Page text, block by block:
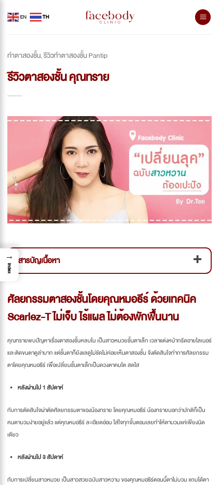
EN TH
ทำตาสองชั้น,รีวิวทำตาสองชั้น Pantip
รีวิวตาสองชั้น คุณทราย
สารบัญเนื้อหา
ศัลยกรรมตาสองชั้นโดยคุณหมอธีร์ ด้วยเทคนิค
Scarlez-T ไม่เจ็บ ไร้แผล ไม่ต้องพักฟื้นนาน
คุณทรายพบปัญหาเรื่องตาสองชั้นหลบใน เป็นสาวหมวยชั้นตาเล็ก เวลาแต่งหน้ากรีดอายไลเนอร์
และติดขนตาดูลำบาก แต่ชั้นตาก็ยังแลดูไม่ชัดไม่ค่อยเห็นตาสองชั้น จึงตัดสินใจทำการศัลยกรรม
ตาโดยคุณหมอธีร์ เพื่อเปลี่ยนชั้นตาเล็กเป็นดวงตาคมโต สดใส
หลังผ่านไป 1 สัปดาห์
กับการตัดสินใจผ่าตัดศัลยกรรมตาของน้องทราย โดยคุณหมอธีร์ น้องทรายบอกว่าปกติก็เป็น
คนตาบวมง่ายอยู่แล้ว แต่คุณหมอธีร์ ละเอียดอ่อน ใส่ใจทุกขั้นตอนเลยทำให้ตาบวมแค่เพียงนิด
เดียว
หลังผ่านไป 3 สัปดาห์
กับการเปลี่ยนสาวหมวย เป็นสาวสวยฉบับสาวหวาน ของคุณหมอธีร์ตอนนี้ตาไม่บวม แถมได้ตา
→
Index